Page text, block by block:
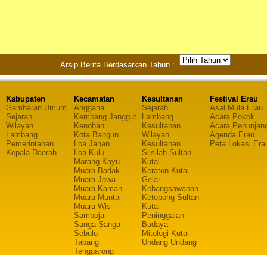
Arsip Berita Berdasarkan Tahun :
Kabupaten
Gambaran Umum
Sejarah
Wilayah
Lambang
Pemerintahan
Kepala Daerah
Kecamatan
Anggana
Kembang Janggut
Kenohan
Kota Bangun
Loa Janan
Loa Kulu
Marang Kayu
Muara Badak
Muara Jawa
Muara Kaman
Muara Muntai
Muara Wis
Samboja
Sanga-Sanga
Sebulu
Tabang
Tenggarong
Kesultanan
Sejarah
Lambang
Kesultanan
Wilayah
Kesultanan
Silsilah Sultan
Kutai
Keraton Kutai
Gelar
Kebangsawanan
Ketopong Sultan
Kutai
Peninggalan
Budaya
Mitologi Kutai
Undang Undang
Festival Erau
Asal Mula Erau
Acara Pokok
Acara
Agenda Erau
Peta Lokasi